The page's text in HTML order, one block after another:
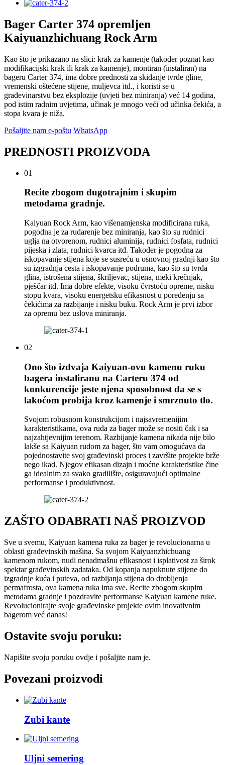
Bager Carter 374 opremljen
Kaiyuanzhichuang Rock Arm
Kao što je prikazano na slici: krak za kamenje (također poznat kao
modifikacijski krak ili krak za kamenje), montiran (instaliran) na
bageru Carter 374, ima dobre prednosti za skidanje tvrde gline,
vremenski oštećene stijene, muljevca itd., i koristi se u
građevinarstvu bez eksplozije (uvjeti bez miniranja) već 14 godina,
pod istim radnim uvjetima, učinak je mnogo veći od učinka čekića, a
stopa kvara je niža.
Pošaljite nam e-poštu WhatsApp
PREDNOSTI PROIZVODA
01
Recite zbogom dugotrajnim i skupim
metodama gradnje.
Kaiyuan Rock Arm, kao višenamjenska modificirana ruka,
pogodna je za rudarenje bez miniranja, kao što su rudnici
uglja na otvorenom, rudnici aluminija, rudnici fosfata, rudnici
pijeska i zlata, rudnici kvarca itd. Također je pogodna za
iskopavanje stijena koje se susreću u osnovnoj gradnji kao što
su izgradnja cesta i iskopavanje podruma, kao što su tvrda
glina, istrošena stijena, škriljevac, stijena, meki krečnjak,
pješčar itd. Ima dobre efekte, visoku čvrstoću opreme, nisku
stopu kvara, visoku energetsku efikasnost u poređenju sa
čekićima za razbijanje i nisku buku. Rock Arm je prvi izbor
za opremu bez uslova miniranja.
02
Ono što izdvaja Kaiyuan-ovu kamenu ruku
bagera instaliranu na Carteru 374 od
konkurencije jeste njena sposobnost da se s
lakoćom probija kroz kamenje i smrznuto tlo.
Svojom robusnom konstrukcijom i najsavremenijim
karakteristikama, ova ruda za bager može se nositi čak i sa
najzahtjevnijim terenom. Razbijanje kamena nikada nije bilo
lakše sa Kaiyuan rudom za bager, što vam omogućava da
pojednostavite svoj građevinski proces i završite projekte brže
nego ikad. Njegov efikasan dizajn i moćne karakteristike čine
ga idealnim za svako gradilište, osiguravajući optimalne
performanse i produktivnost.
ZAŠTO ODABRATI NAŠ PROIZVOD
Sve u svemu, Kaiyuan kamena ruka za bager je revolucionarna u
oblasti građevinskih mašina. Sa svojom Kaiyuanzhichuang
kamenom rukom, nudi nenadmašnu efikasnost i isplativost za širok
spektar građevinskih zadataka. Od kopanja napuknute stijene do
izgradnje kuća i puteva, od razbijanja stijena do drobljenja
permafrosta, ova kamena ruka ima sve. Recite zbogom skupim
metodama gradnje i pozdravite performanse Kaiyuan kamene ruke.
Revolucionirajte svoje građevinske projekte ovim inovativnim
bagerom već danas!
Ostavite svoju poruku:
Napišite svoju poruku ovdje i pošaljite nam je.
Povezani proizvodi
Zubi kante
Uljni semering